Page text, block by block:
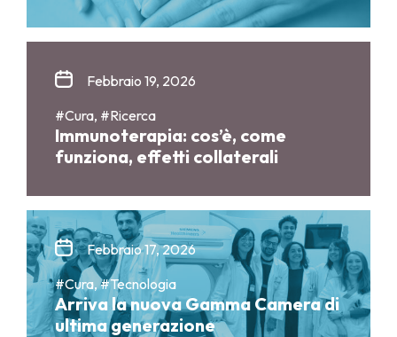
Febbraio 19, 2026
#Cura, #Ricerca
Immunoterapia: cos’è, come
funziona, effetti collaterali
Febbraio 17, 2026
#Cura, #Tecnologia
Arriva la nuova Gamma Camera di
ultima generazione